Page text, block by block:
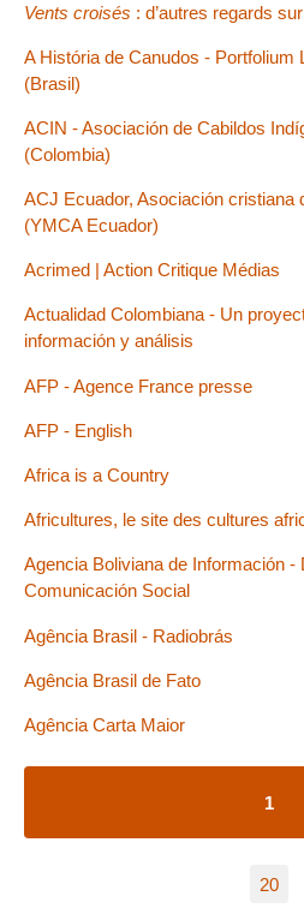
Vents croisés : d’autres regards
A História de Canudos - Portfolium
(Brasil)
ACIN - Asociación de Cabildos
(Colombia)
ACJ Ecuador, Asociación cristiana
(YMCA Ecuador)
Acrimed | Action Critique Médias
Actualidad Colombiana - Un
información y análisis
AFP - Agence France presse
AFP - English
Africa is a Country
Africultures, le site des cultures
Agencia Boliviana de Información -
Comunicación Social
Agência Brasil - Radiobrás
Agência Brasil de Fato
Agência Carta Maior
1
20